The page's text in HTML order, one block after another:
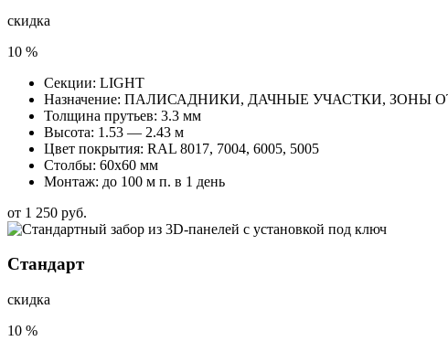
скидка
10 %
Секции: LIGHT
Назначение: ПАЛИСАДНИКИ, ДАЧНЫЕ УЧАСТКИ, ЗОНЫ
Толщина прутьев: 3.3 мм
Высота: 1.53 — 2.43 м
Цвет покрытия: RAL 8017, 7004, 6005, 5005
Столбы: 60х60 мм
Монтаж: до 100 м п. в 1 день
от 1 250 руб.
Стандарт
скидка
10 %